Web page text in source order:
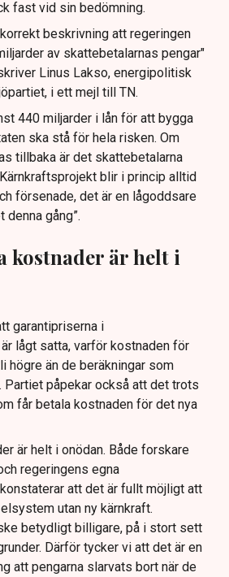
fast vid sin bedömning.
beskrivning att regeringen
av skattebetalarnas pengar"
Linus Lakso, energipolitisk
i ett mejl till TN.
440 miljarder i lån för att bygga
ska stå för hela risken. Om
tillbaka är det skattebetalarna
blir i princip alltid
försenade, det är en lågoddsare
gång”.
kostnader är helt i
garantipriserna i
lågt satta, varför kostnaden för
högre än de beräkningar som
Partiet påpekar också att det trots
får betala kostnaden för det nya
är helt i onödan. Både forskare
regeringens egna
att det är fullt möjligt att
utan ny kärnkraft.
betydligt billigare, på i stort sett
Därför tycker vi att det är en
att pengarna slarvats bort när de